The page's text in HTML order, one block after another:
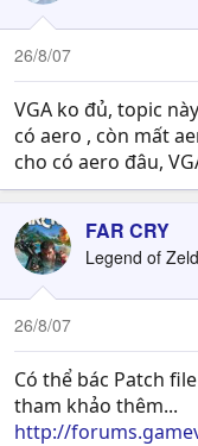
26/8/07
VGA ko đủ, topic
có aero , còn mất
cho có aero đâu,
FAR CRY
Legend of
26/8/07
Có thể bác Patch
tham khảo thêm...
http://